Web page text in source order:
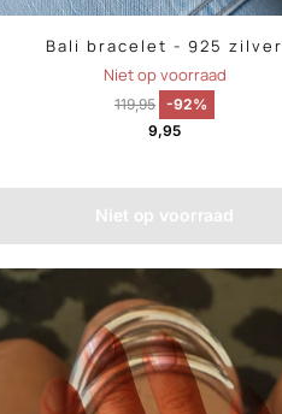
Bali bracelet - 925 zilver
Niet op voorraad
119,95 -92%
9,95
Niet op voorraad